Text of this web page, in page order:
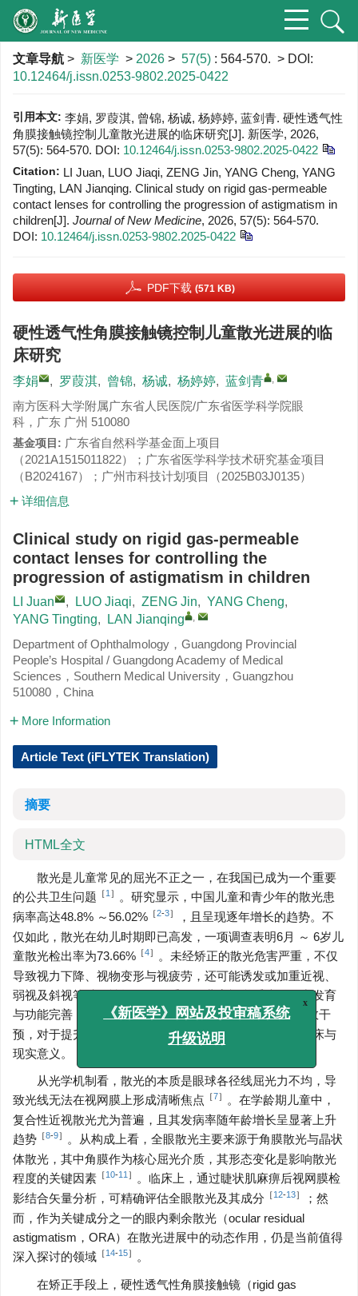
文章导航 > 新医学 > 2026 > 57(5) : 564-570. > DOI:
10.12464/j.issn.0253-9802.2025-0422
引用本文: 李娟, 罗葭淇, 曾锦, 杨诚, 杨婷婷, 蓝剑青. 硬性透气性
角膜接触镜控制儿童散光进展的临床研究[J]. 新医学, 2026,
57(5): 564-570. DOI: 10.12464/j.issn.0253-9802.2025-0422
Citation: LI Juan, LUO Jiaqi, ZENG Jin, YANG Cheng, YANG
Tingting, LAN Jianqing. Clinical study on rigid gas-permeable
contact lenses for controlling the progression of astigmatism in
children[J]. Journal of New Medicine, 2026, 57(5): 564-570.
DOI: 10.12464/j.issn.0253-9802.2025-0422
PDF下载 (571 KB)
硬性透气性角膜接触镜控制儿童散光进展的临
床研究
李娟 , 罗葭淇, 曾锦, 杨诚, 杨婷婷, 蓝剑青 ,
南方医科大学附属广东省人民医院/广东省医学科学院眼
科，广东 广州 510080
基金项目: 广东省自然科学基金面上项目
（2021A1515011822）；广东省医学科学技术研究基金项目
（B2024167）；广州市科技计划项目（2025B03J0135）
详细信息
Clinical study on rigid gas-permeable
contact lenses for controlling the
progression of astigmatism in children
LI Juan , LUO Jiaqi, ZENG Jin, YANG Cheng,
YANG Tingting, LAN Jianqing ,
Department of Ophthalmology，Guangdong Provincial
People’s Hospital / Guangdong Academy of Medical
Sciences，Southern Medical University，Guangzhou
510080，China
More Information
Article Text (iFLYTEK Translation)
摘要
HTML全文
散光是儿童常见的屈光不正之一，在我国已成为一个重要
的公共卫生问题 ［1 ］
。研究显示，中国儿童和青少年的散光患
病率高达48.8% ～56.02% ［2-3］
，且呈现逐年增长的趋势。不
仅如此，散光在幼儿时期即已高发，一项调查表明6月 ～ 6岁儿
童散光检出率为73.66% ［4］
。未经矫正的散光危害严重，不仅
导致视力下降、视物变形与视疲劳，还可能诱发或加重近视、
弱视及斜视等继发性问题，严重阻碍儿童视觉系统的正常发育
与功能完善
。因此，对儿童散光进行早期防控与有效干
预，对于提升视觉质量、改善远期预后具有极其重要的临床与
现实意义。
从光学机制看，散光的本质是眼球各径线屈光力不均，导
致光线无法在视网膜上形成清晰焦点 ［7］
。在学龄期儿童中，
复合性近视散光尤为普遍，且其发病率随年龄增长呈显著上升
趋势 ［8-9］
。从构成上看，全眼散光主要来源于角膜散光与晶状
体散光，其中角膜作为核心屈光介质，其形态变化是影响散光
程度的关键因素 ［10-11 ］
。临床上，通过睫状肌麻痹后视网膜检
影结合矢量分析，可精确评估全眼散光及其成分 ［12-13］
；然
而，作为关键成分之一的眼内剩余散光（ocular residual
astigmatism，ORA）在散光进展中的动态作用，仍是当前值得
深入探讨的领域 ［14-15］ 。
在矫正手段上，硬性透气性角膜接触镜（rigid gas
x
《新医学》网站及投审稿系统